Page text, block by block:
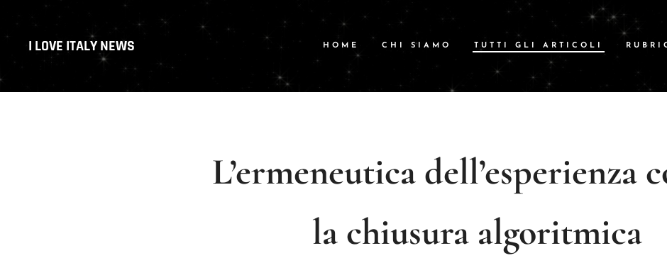
I LOVE ITALY NEWS HOME CHI SIAMO TUTTI GLI ARTICOLI
L’ermeneutica dell’esperienza
la chiusura algoritmica